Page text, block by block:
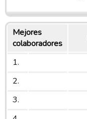
Mejores
colaboradores
1.
2.
3.